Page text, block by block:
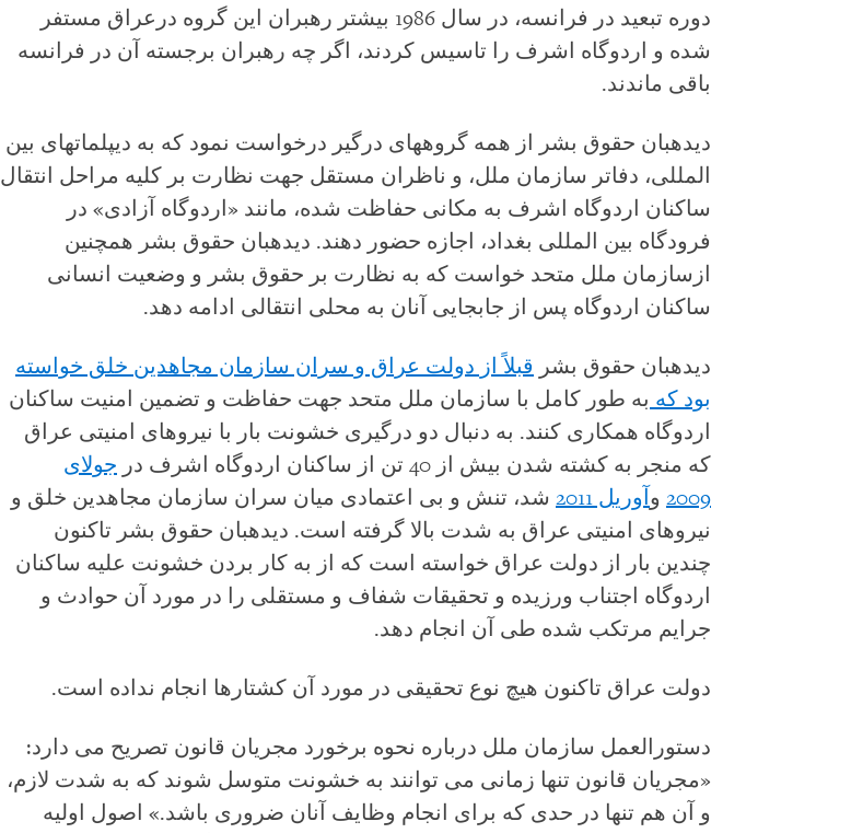
دوره تبعید در فرانسه، در سال 1986 بیشتر رهبران این گروه درعراق مستفر
شده و اردوگاه اشرف را تاسیس کردند، اگر چه رهبران برجسته آن در فرانسه
باقی ماندند.
دیده‏بان حقوق بشر از همه گروه‏های درگیر درخواست نمود که به دیپلمات‏های بین
المللی، دفاتر سازمان ملل، و ناظران مستقل جهت نظارت بر کلیه مراحل انتقال
ساکنان اردوگاه اشرف به مکانی حفاظت شده، مانند «اردوگاه آزادی» در
فرودگاه بین المللی بغداد، اجازه حضور دهند. دیده‏بان حقوق بشر همچنین
ازسازمان ملل متحد خواست که به نظارت بر حقوق بشر و وضعیت انسانی
ساکنان اردوگاه پس از جابجایی آنان به محلی انتقالی ادامه دهد.
دیده‏بان حقوق بشر قبلاً از دولت عراق و سران سازمان مجاهدین خلق خواسته
بود که به طور کامل با سازمان ملل متحد جهت حفاظت و تضمین امنیت ساکنان
اردوگاه همکاری کنند. به دنبال دو درگیری خشونت بار با نیروهای امنیتی عراق
که منجر به کشته شدن بیش از 40 تن از ساکنان اردوگاه اشرف در
جولای
2009 وآوریل 2011
شد، تنش و بی اعتمادی میان سران سازمان مجاهدین خلق و
نیروهای امنیتی عراق به شدت بالا گرفته است. دیده‏بان حقوق بشر تاکنون
چندین بار از دولت عراق خواسته است که از به کار بردن خشونت علیه ساکنان
اردوگاه اجتناب ورزیده و تحقیقات شفاف و مستقلی را در مورد آن حوادث و
جرایم مرتکب شده طی آن انجام دهد.
دولت عراق تاکنون هیچ نوع تحقیقی در مورد آن کشتارها انجام نداده است.
دستورالعمل سازمان ملل درباره نحوه برخورد مجریان قانون تصریح می دارد:
«مجریان قانون تنها زمانی می توانند به خشونت متوسل شوند که به شدت لازم،
و آن هم تنها در حدی که برای انجام وظایف آنان ضروری باشد.» اصول اولیه